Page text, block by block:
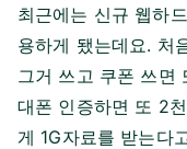
최근에는 신규 웹하
용하게 됐는데요. 처
그거 쓰고 쿠폰 쓰면
대폰 인증하면 또 2
게 1G자료를 받는다